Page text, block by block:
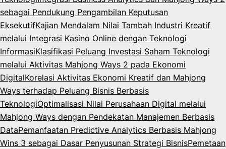
sebagai Pendukung Pengambilan Keputusan
EksekutifKajian Mendalam Nilai Tambah Industri Kreatif
melalui Integrasi Kasino Online dengan Teknologi
InformasiKlasifikasi Peluang Investasi Saham Teknologi
melalui Aktivitas Mahjong Ways 2 pada Ekonomi
DigitalKorelasi Aktivitas Ekonomi Kreatif dan Mahjong
Ways terhadap Peluang Bisnis Berbasis
TeknologiOptimalisasi Nilai Perusahaan Digital melalui
Mahjong Ways dengan Pendekatan Manajemen Berbasis
DataPemanfaatan Predictive Analytics Berbasis Mahjong
Wins 3 sebagai Dasar Penyusunan Strategi BisnisPemetaan